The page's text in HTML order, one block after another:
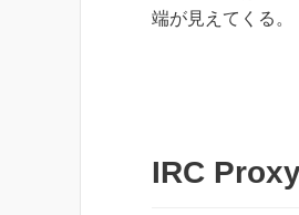
端が見えてくる。
IRC